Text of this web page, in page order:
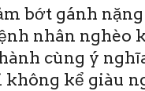
bớt gánh
nhân nghèo
cùng ý
không kể giàu